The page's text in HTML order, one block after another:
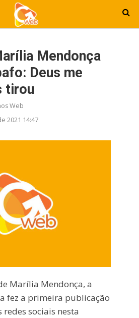
Mendonça
Deus me
tirou
Web
2021 14:47
Marília Mendonça, a
fez a primeira publicação
sociais nesta